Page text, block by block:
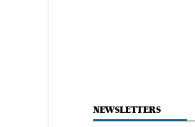
NEWSLETTERS